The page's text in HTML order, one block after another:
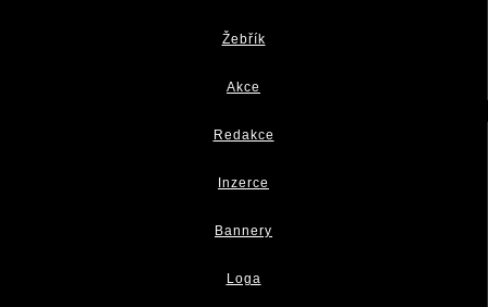
Žebřík
Akce
Redakce
Inzerce
Bannery
Loga